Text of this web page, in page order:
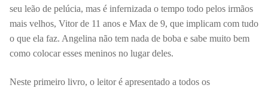
seu leão de pelúcia, mas é infernizada o tempo todo pelos irmãos
mais velhos, Vitor de 11 anos e Max de 9, que implicam com tudo
o que ela faz. Angelina não tem nada de boba e sabe muito bem
como colocar esses meninos no lugar deles.
Neste primeiro livro, o leitor é apresentado a todos os